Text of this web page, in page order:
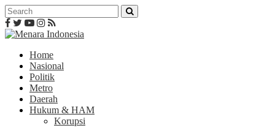
Home
Nasional
Politik
Metro
Daerah
Hukum & HAM
Korupsi